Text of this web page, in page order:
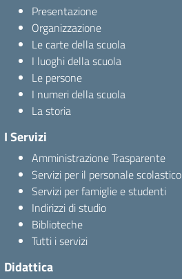
Presentazione
Organizzazione
Le carte della scuola
I luoghi della scuola
Le persone
I numeri della scuola
La storia
I Servizi
Amministrazione Trasparente
Servizi per il personale scolastico
Servizi per famiglie e studenti
Indirizzi di studio
Biblioteche
Tutti i servizi
Didattica